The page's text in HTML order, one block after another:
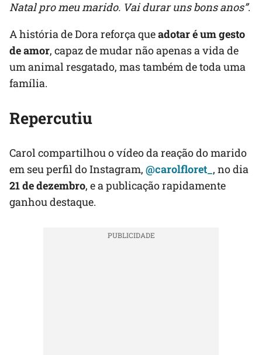
Natal pro meu marido. Vai durar uns bons anos”.
A história de Dora reforça queadotar é um gesto
de amor, capaz de mudar não apenas a vida de
um animal resgatado, mas também de toda uma
família.
Repercutiu
Carol compartilhou o vídeo da reação do marido
em seu perfil do Instagram, @carolfloret_ , no dia
21 de dezembro, e a publicação rapidamente
ganhou destaque.